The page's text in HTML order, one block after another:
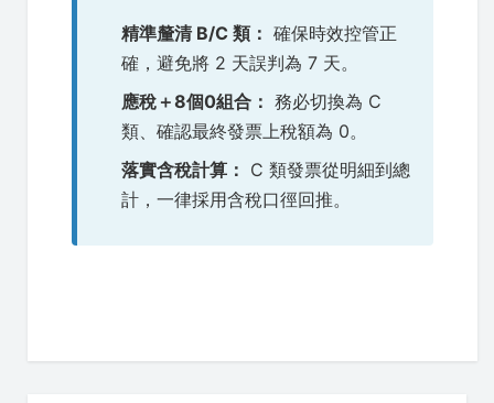
精準釐清 B/C 類： 確保時效控管正
確，避免將 2 天誤判為 7 天。
應稅＋8個0組合： 務必切換為 C
類、確認最終發票上稅額為 0。
落實含稅計算： C 類發票從明細到總
計，一律採用含稅口徑回推。